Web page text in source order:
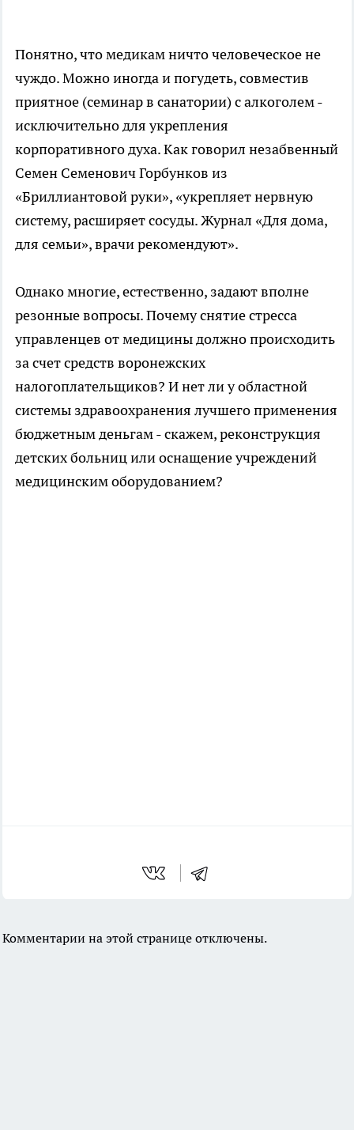
Понятно, что медикам ничто человеческое не
чуждо. Можно иногда и погудеть, совместив
приятное (семинар в санатории) с алкоголем -
исключительно для укрепления
корпоративного духа. Как говорил незабвенный
Семен Семенович Горбунков из
«Бриллиантовой руки», «укрепляет нервную
систему, расширяет сосуды. Журнал «Для дома,
для семьи», врачи рекомендуют».
Однако многие, естественно, задают вполне
резонные вопросы. Почему снятие стресса
управленцев от медицины должно происходить
за счет средств воронежских
налогоплательщиков? И нет ли у областной
системы здравоохранения лучшего применения
бюджетным деньгам - скажем, реконструкция
детских больниц или оснащение учреждений
медицинским оборудованием?
Комментарии на этой странице отключены.